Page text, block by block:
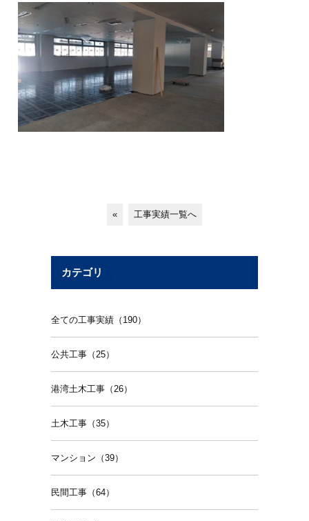
« 工事実績一覧へ
カテゴリ
全ての工事実績（190）
公共工事（25）
港湾土木工事（26）
土木工事（35）
マンション（39）
民間工事（64）